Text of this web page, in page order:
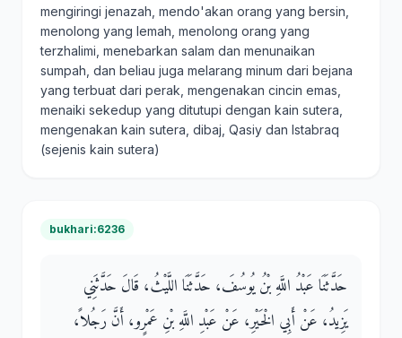
mengiringi jenazah, mendo'akan orang yang bersin,
menolong yang lemah, menolong orang yang
terzhalimi, menebarkan salam dan menunaikan
sumpah, dan beliau juga melarang minum dari bejana
yang terbuat dari perak, mengenakan cincin emas,
menaiki sekedup yang ditutupi dengan kain sutera,
mengenakan kain sutera, dibaj, Qasiy dan Istabraq
(sejenis kain sutera)
bukhari:6236
حَدَّثَنَا عَبْدُ اللَّهِ بْنُ يُوسُفَ، حَدَّثَنَا اللَّيْثُ، قَالَ حَدَّثَنِي
يَزِيدُ، عَنْ أَبِي الْخَيْرِ، عَنْ عَبْدِ اللَّهِ بْنِ عَمْرٍو، أَنَّ رَجُلاً،